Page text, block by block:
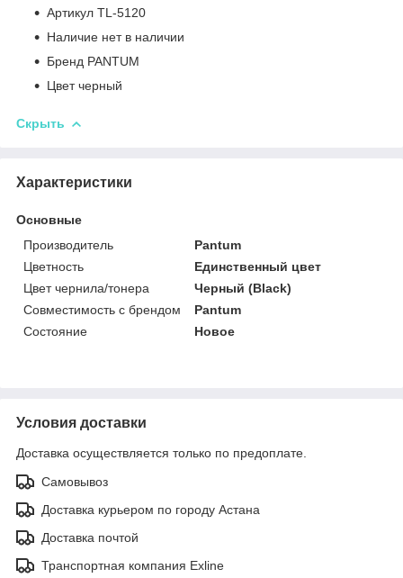
Артикул TL-5120
Наличие нет в наличии
Бренд PANTUM
Цвет черный
Скрыть
Характеристики
Основные
Производитель
Pantum
Цветность
Единственный цвет
Цвет чернила/тонера
Черный (Black)
Совместимость с брендом
Pantum
Состояние
Новое
Условия доставки
Доставка осуществляется только по предоплате.
Самовывоз
Доставка курьером по городу Астана
Доставка почтой
Транспортная компания Exline